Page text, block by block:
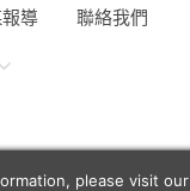
導 聯絡我們
Kong
please visit our